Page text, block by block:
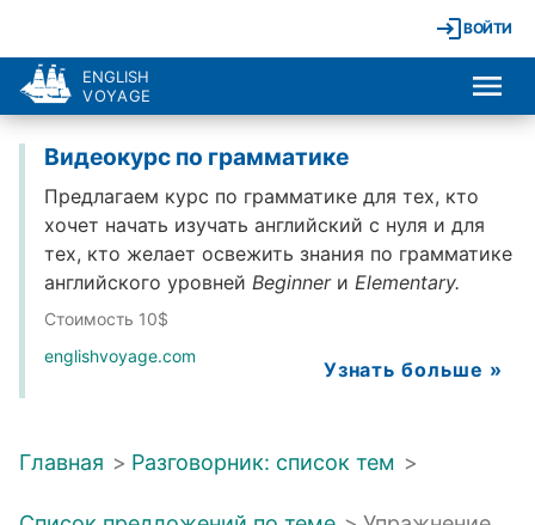
ВОЙТИ
ENGLISH
VOYAGE
Видеокурс по грамматике
Предлагаем курс по грамматике для тех, кто
хочет начать изучать английский с нуля и для
тех, кто желает освежить знания по грамматике
английского уровней Beginnerи Elementary.
Стоимость 10$
englishvoyage.com
Узнать больше »
Главная > Разговорник: список тем >